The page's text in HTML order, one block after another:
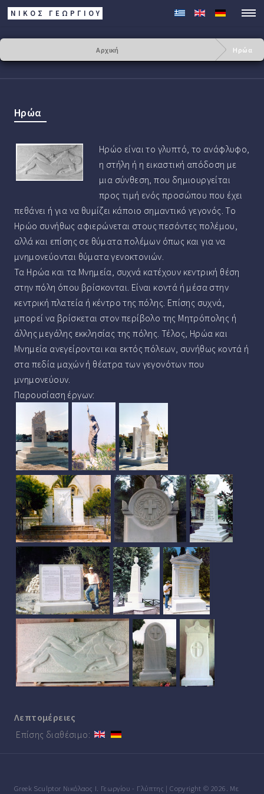
ΝΙΚΟΣ ΓΕΩΡΓΊΟΥ
Αρχική Ηρώα
Ηρώα
Ηρώο είναι το γλυπτό, το ανάφλυφο,
η στήλη ή η εικαστική απόδοση με
μια σύνθεση, που δημιουργείται
προς τιμή ενός προσώπου που έχει
πεθάνει ή για να θυμίζει κάποιο σημαντικό γεγονός. Το
Ηρώο συνήθως αφιερώνεται στους πεσόντες πολέμου,
αλλά και επίσης σε θύματα πολέμων όπως και για να
μνημονεύονται θύματα γενοκτονιών.
Τα Ηρώα και τα Μνημεία, συχνά κατέχουν κεντρική θέση
στην πόλη όπου βρίσκονται. Είναι κοντά ή μέσα στην
κεντρική πλατεία ή κέντρο της πόλης. Επίσης συχνά,
μπορεί να βρίσκεται στον περίβολο της Μητρόπολης ή
άλλης μεγάλης εκκλησίας της πόλης. Τέλος, Ηρώα και
Μνημεία ανεγείρονται και εκτός πόλεων, συνήθως κοντά ή
στα πεδία μαχών ή θέατρα των γεγονότων που
μνημονεύουν.
Παρουσίαση έργων:
Λεπτομέρειες
Επίσης διαθέσιμο:
Greek Sculptor Νικόλαος Ι. Γεωργίου - Γλύπτης | Copyright © 2026. Με